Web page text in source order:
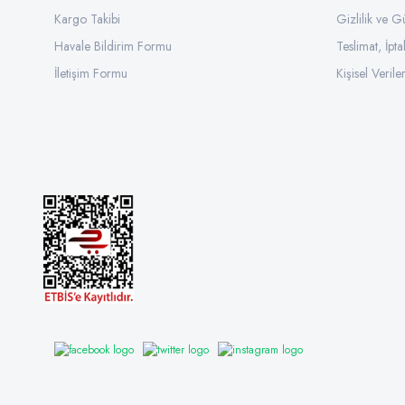
Kargo Takibi
Havale Bildirim Formu
İletişim Formu
Gizlilik ve
Teslimat,
Kişisel